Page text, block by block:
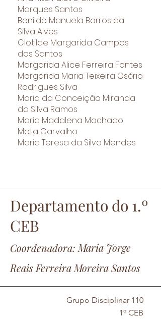
Marques Santos
Benilde Manuela Barros da
Silva Alves
Clotilde Margarida Campos
dos Santos
Margarida Alice Ferreira Fontes
Margarida Maria Teixeira Osório
Rodrigues Silva
Maria da Conceição Miranda
da Silva Ramos
Maria Madalena Machado
Mota Carvalho
Maria Teresa da Silva Mendes
Departamento do 1.º
CEB
Coordenadora: Maria Jorge
Reais Ferreira Moreira Santos
Grupo Disciplinar 110
1º CEB